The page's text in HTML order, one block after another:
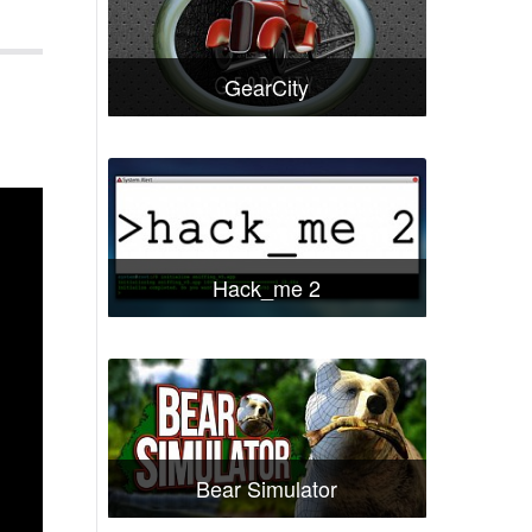
GearCity
Hack_me 2
Bear Simulator